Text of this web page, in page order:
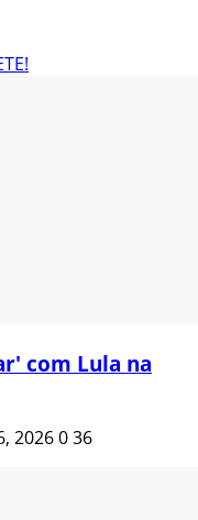
com Lula na
2026036